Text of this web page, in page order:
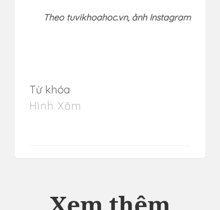
Theo tuvikhoahoc.vn, ảnh Instagram
Từ khóa
Hình Xăm